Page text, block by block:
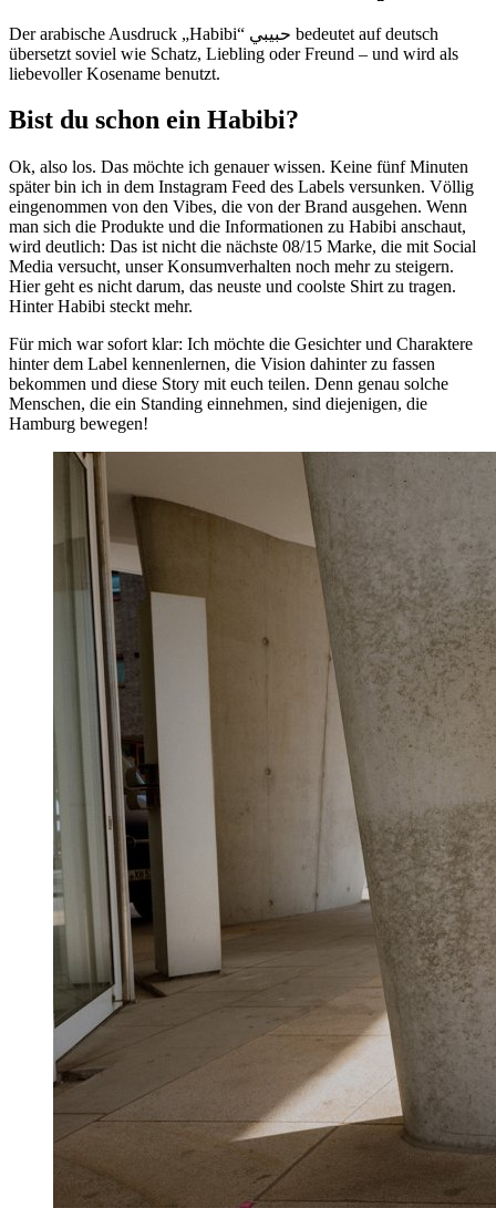
Der arabische Ausdruck „Habibi“ حبيبي bedeutet auf deutsch
übersetzt soviel wie Schatz, Liebling oder Freund – und wird als
liebevoller Kosename benutzt.
Bist du schon ein Habibi?
Ok, also los. Das möchte ich genauer wissen. Keine fünf Minuten
später bin ich in dem Instagram Feed des Labels versunken. Völlig
eingenommen von den Vibes, die von der Brand ausgehen. Wenn
man sich die Produkte und die Informationen zu Habibi anschaut,
wird deutlich: Das ist nicht die nächste 08/15 Marke, die mit Social
Media versucht, unser Konsumverhalten noch mehr zu steigern.
Hier geht es nicht darum, das neuste und coolste Shirt zu tragen.
Hinter Habibi steckt mehr.
Für mich war sofort klar: Ich möchte die Gesichter und Charaktere
hinter dem Label kennenlernen, die Vision dahinter zu fassen
bekommen und diese Story mit euch teilen. Denn genau solche
Menschen, die ein Standing einnehmen, sind diejenigen, die
Hamburg bewegen!